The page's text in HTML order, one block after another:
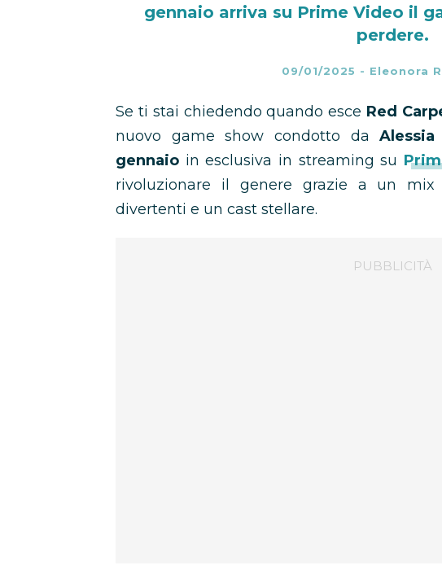
gennaio arriva su Prime Video il
perdere.
09/01/2025 - Eleonora
Se ti stai chiedendo quando esce Red
nuovo game show condotto daAlessia
gennaio in esclusiva in streaming su
rivoluzionare il genere grazie a un mix
divertenti e un cast stellare.